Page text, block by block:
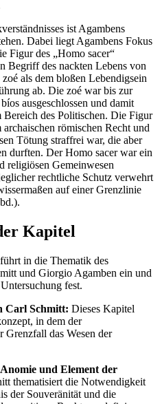
ist Agambens
Dabei liegt Agambens Fokus
Figur des „Homo sacer“
Begriff des nackten Lebens von
als dem bloßen Lebendigsein
ab. Die zoé war bis zur
ausgeschlossen und damit
des Politischen. Die Figur
römischen Recht und
Tötung straffrei war, die aber
durften. Der Homo sacer war ein
religiösen Gemeinwesen
rechtliche Schutz verwehrt
auf einer Grenzlinie
Kapitel
in die Thematik des
und Giorgio Agamben ein und
fest.
Carl Schmitt: Dieses Kapitel
in dem der
Grenzfall das Wesen der
und Element der
thematisiert die Notwendigkeit
der Souveränität und die